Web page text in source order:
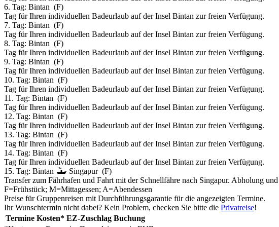
6. Tag: Bintan (F)
Tag für Ihren individuellen Badeurlaub auf der Insel Bintan zur freien Verfügung.
7. Tag: Bintan (F)
Tag für Ihren individuellen Badeurlaub auf der Insel Bintan zur freien Verfügung.
8. Tag: Bintan (F)
Tag für Ihren individuellen Badeurlaub auf der Insel Bintan zur freien Verfügung.
9. Tag: Bintan (F)
Tag für Ihren individuellen Badeurlaub auf der Insel Bintan zur freien Verfügung.
10. Tag: Bintan (F)
Tag für Ihren individuellen Badeurlaub auf der Insel Bintan zur freien Verfügung.
11. Tag: Bintan (F)
Tag für Ihren individuellen Badeurlaub auf der Insel Bintan zur freien Verfügung.
12. Tag: Bintan (F)
Tag für Ihren individuellen Badeurlaub auf der Insel Bintan zur freien Verfügung.
13. Tag: Bintan (F)
Tag für Ihren individuellen Badeurlaub auf der Insel Bintan zur freien Verfügung.
14. Tag: Bintan (F)
Tag für Ihren individuellen Badeurlaub auf der Insel Bintan zur freien Verfügung.
15. Tag: Bintan Singapur (F)
Transfer zum Fährhafen und Fahrt mit der Schnellfähre nach Singapur. Abholung
F=Frühstück; M=Mittagessen; A=Abendessen
Preise für Gruppenreisen mit Durchführungsgarantie für die angezeigten Termine.
Ihr Wunschtermin nicht dabei? Kein Problem, checken Sie bitte die Privatreise!
Termine Kosten* EZ-Zuschlag Buchung